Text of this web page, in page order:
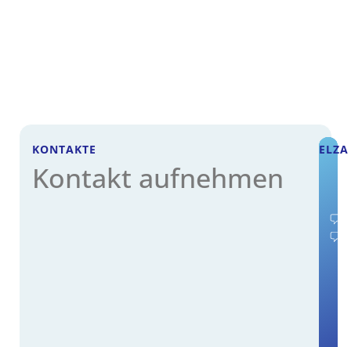
KONTAKTE
Kontakt aufnehmen